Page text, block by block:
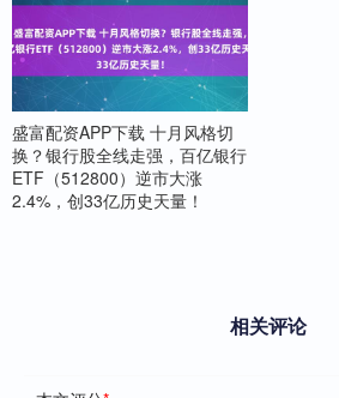
盛富配资APP下载 十月风格切
换？银行股全线走强，百亿银行
ETF（512800）逆市大涨
2.4%，创33亿历史天量！
相关评论